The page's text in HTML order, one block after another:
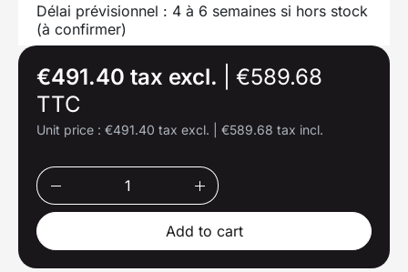
Délai prévisionnel : 4 à 6 semaines si hors stock
(à confirmer)
€491.40 tax excl.
€589.68
TTC
Unit price : €491.40 tax excl. €589.68 tax incl.
Add to cart